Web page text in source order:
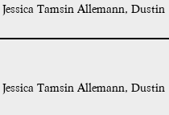
Tamsin Allemann, Dustin
Tamsin Allemann, Dustin